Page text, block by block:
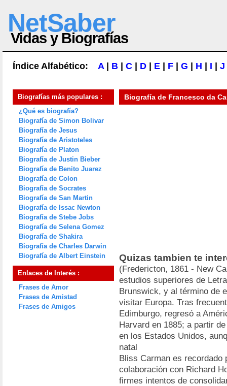
NetSaber
Vidas y Biografías
Índice Alfabético: A| B C D E F G H I J
Biografías más populares :
¿Qué es biografía?
Biografía de Simon Bolivar
Biografía de Jesus
Biografía de Aristoteles
Biografía de Platon
Biografía de Justin Bieber
Biografía de Benito Juarez
Biografía de Colon
Biografía de Socrates
Biografía de San Martin
Biografía de Issac Newton
Biografía de Stebe Jobs
Biografía de Selena Gomez
Biografía de Shakira
Biografía de Charles Darwin
Biografía de Albert Einstein
Enlaces de Interés :
Frases de Amor
Frases de Amistad
Frases de Amigos
Biografía de Francesco da
Quizas tambien te
(Fredericton, 1861 - New
estudios superiores de
Brunswick, y al término de
visitar Europa. Tras
Edimburgo, regresó a
Harvard en 1885; a partir
en los Estados Unidos,
natal
Bliss Carman es recordado
colaboración con Richard
firmes intentos de